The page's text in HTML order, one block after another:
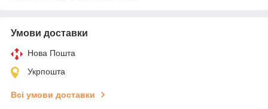
Умови доставки
Нова Пошта
Укрпошта
Всі умови доставки